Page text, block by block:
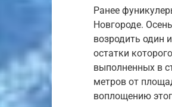
Ранее
Новгороде.
возродить один
остатки
выполненных в
метров от
воплощению